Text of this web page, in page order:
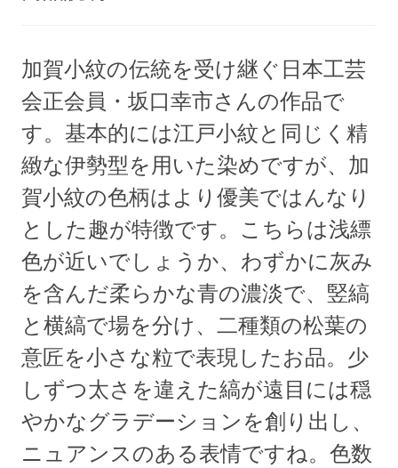
加賀小紋の伝統を受け継ぐ日本工芸
会正会員・坂口幸市さんの作品で
す。基本的には江戸小紋と同じく精
緻な伊勢型を用いた染めですが、加
賀小紋の色柄はより優美ではんなり
とした趣が特徴です。こちらは浅縹
色が近いでしょうか、わずかに灰み
を含んだ柔らかな青の濃淡で、竪縞
と横縞で場を分け、二種類の松葉の
意匠を小さな粒で表現したお品。少
しずつ太さを違えた縞が遠目には穏
やかなグラデーションを創り出し、
ニュアンスのある表情ですね。色数